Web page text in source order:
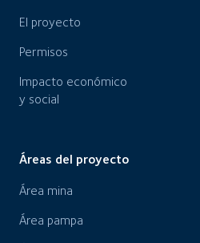
El proyecto
Permisos
Impacto económico
y social
Áreas del proyecto
Área mina
Área pampa